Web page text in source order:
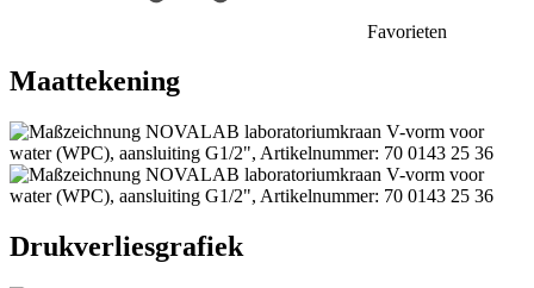
Favorieten
Maattekening
Drukverliesgrafiek